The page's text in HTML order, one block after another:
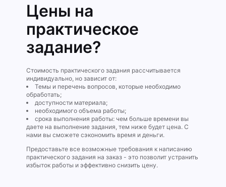
Цены на
практическое
задание?
Стоимость практического задания рассчитывается
индивидуально, но зависит от:
Темы и перечень вопросов, которые необходимо
обработать;
доступности материала;
необходимого объема работы;
срока выполнения работы: чем больше времени вы
даете на выполнение задания, тем ниже будет цена. С
нами вы сможете сэкономить время и деньги.
Предоставьте все возможные требования к написанию
практического задания на заказ - это позволит устранить
избыток работы и эффективно снизить цену.